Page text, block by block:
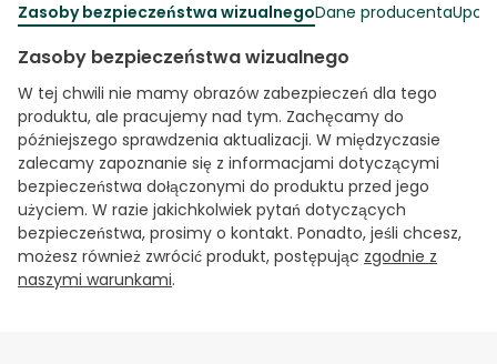
Zasoby bezpieczeństwa wizualnegoDane producenta
Zasoby bezpieczeństwa wizualnego
W tej chwili nie mamy obrazów zabezpieczeń dla tego
produktu, ale pracujemy nad tym. Zachęcamy do
późniejszego sprawdzenia aktualizacji. W międzyczasie
zalecamy zapoznanie się z informacjami dotyczącymi
bezpieczeństwa dołączonymi do produktu przed jego
użyciem. W razie jakichkolwiek pytań dotyczących
bezpieczeństwa, prosimy o kontakt. Ponadto, jeśli chcesz,
możesz również zwrócić produkt, postępując zgodnie z
naszymi warunkami.